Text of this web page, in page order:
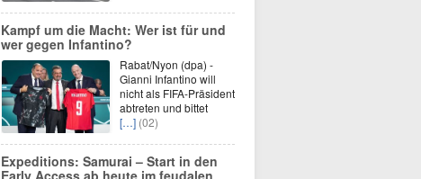
Kampf um die Macht: Wer ist für und
wer gegen Infantino?
Rabat/Nyon (dpa) -
Gianni Infantino will
nicht als FIFA-Präsident
abtreten und bittet
[…] (02)
Expeditions: Samurai – Start in den
Early Access ab heute im feudalen